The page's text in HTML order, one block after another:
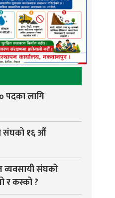
पदका लागि
संघको १६ औं
व्यवसायी संघको
र कस्को ?